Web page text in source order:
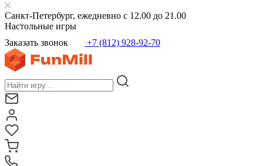
Санкт-Петербург, ежедневно с 12.00 до 21.00
Настольные игры
Заказать звонок
+7 (812) 928-92-70